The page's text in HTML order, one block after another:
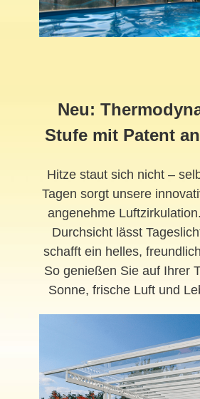
Neu:
Stufe mit Patent
Hitze staut sich nicht –
Tagen sorgt unsere
angenehme
Durchsicht lässt
schafft ein helles,
So genießen Sie auf Ihrer
Sonne, frische Luft und